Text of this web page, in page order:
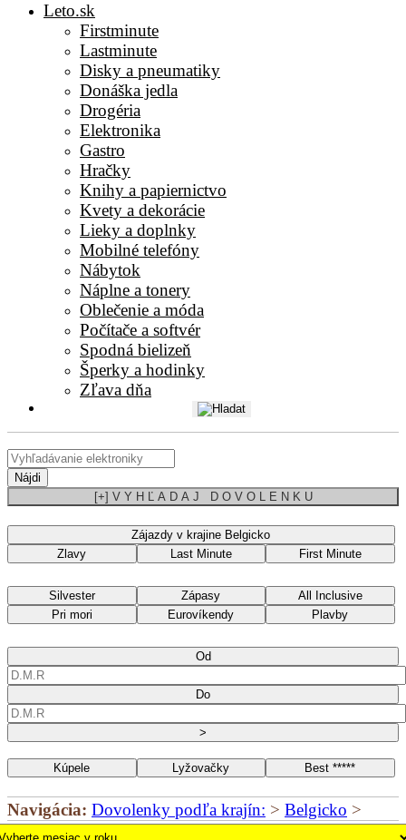
Leto.sk
Firstminute
Lastminute
Disky a pneumatiky
Donáška jedla
Drogéria
Elektronika
Gastro
Hračky
Knihy a papiernictvo
Kvety a dekorácie
Lieky a doplnky
Mobilné telefóny
Nábytok
Náplne a tonery
Oblečenie a móda
Počítače a softvér
Spodná bielizeň
Šperky a hodinky
Zľava dňa
Nájdi
[+] V Y H Ľ A D A J D O V O L E N K U
Zájazdy v krajine Belgicko
Zlavy
Last Minute First Minute
Silvester Zápasy
All Inclusive
Pri mori
Eurovíkendy Plavby
Od
Do
>
Kúpele Lyžovačky Best *****
Navigácia: Dovolenky podľa krajín: > Belgicko >